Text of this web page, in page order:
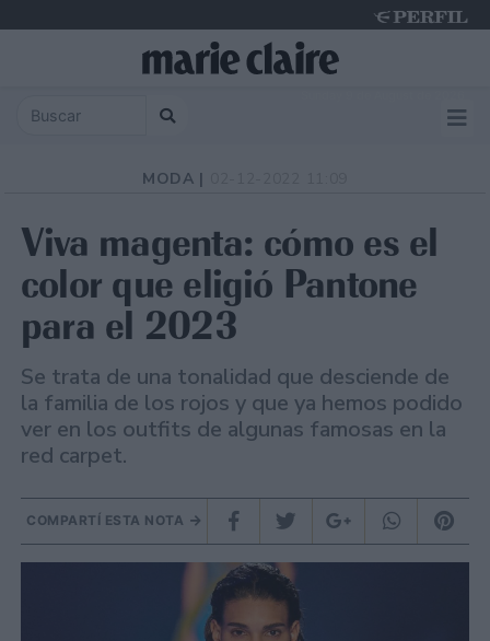
MODA |
Viva magenta: cómo es el
color que eligió Pantone
para el 2023
Se trata de una tonalidad que desciende de
la familia de los rojos y que ya hemos podido
ver en los outfits de algunas famosas en la
red carpet.
COMPARTÍ ESTA NOTA